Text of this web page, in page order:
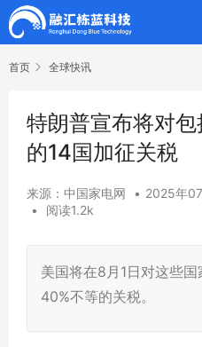
首页 全球快讯
特朗普宣布将对
的14国加征关税
来源：中国家电网 • 2025年
•
阅读1.2k
美国将在8月1日对这些
40%不等的关税。